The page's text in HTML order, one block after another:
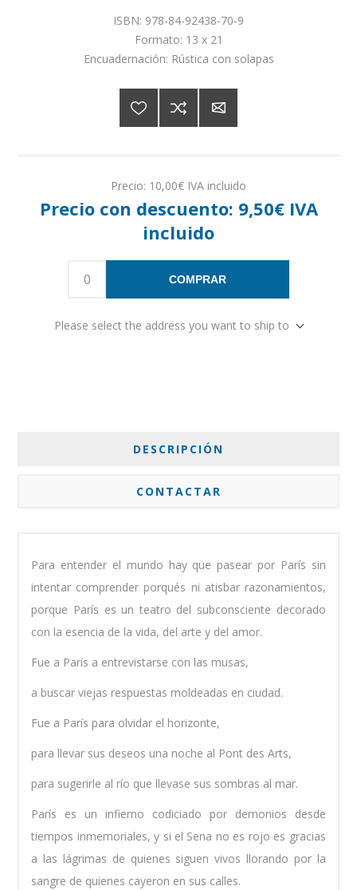
ISBN: 978-84-92438-70-9
Formato: 13 x 21
Encuadernación: Rústica con solapas
Precio: 10,00€ IVA incluido
Precio con descuento: 9,50€ IVA
incluido
COMPRAR
Please select the address you want to ship to
DESCRIPCIÓN
CONTACTAR
Para entender el mundo hay que pasear por París sin
intentar comprender porqués ni atisbar razonamientos,
porque París es un teatro del subconsciente decorado
con la esencia de la vida, del arte y del amor.
Fue a París a entrevistarse con las musas,
a buscar viejas respuestas moldeadas en ciudad.
Fue a París para olvidar el horizonte,
para llevar sus deseos una noche al Pont des Arts,
para sugerirle al río que llevase sus sombras al mar.
París es un infierno codiciado por demonios desde
tiempos inmemoriales, y si el Sena no es rojo es gracias
a las lágrimas de quienes siguen vivos llorando por la
sangre de quienes cayeron en sus calles.